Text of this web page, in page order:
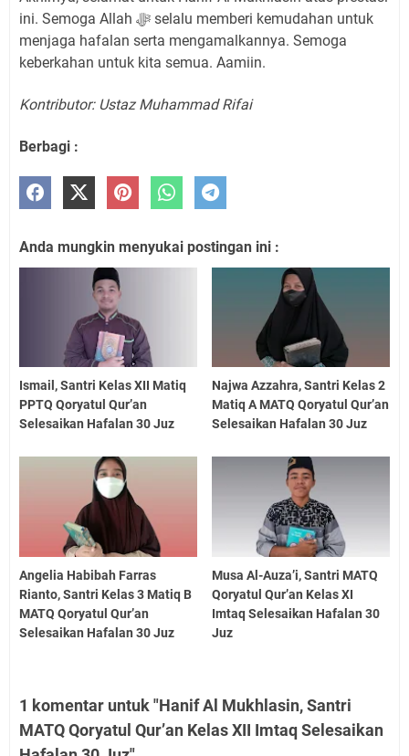
ini. Semoga Allah ﷻ selalu memberi kemudahan untuk
menjaga hafalan serta mengamalkannya. Semoga
keberkahan untuk kita semua. Aamiin.
Kontributor: Ustaz Muhammad Rifai
Berbagi :
Anda mungkin menyukai postingan ini :
Ismail, Santri Kelas XII Matiq
PPTQ Qoryatul Qur’an
Selesaikan Hafalan 30 Juz
Najwa Azzahra, Santri Kelas 2
Matiq A MATQ Qoryatul Qur’an
Selesaikan Hafalan 30 Juz
Angelia Habibah Farras
Rianto, Santri Kelas 3 Matiq B
MATQ Qoryatul Qur’an
Selesaikan Hafalan 30 Juz
Musa Al-Auza’i, Santri MATQ
Qoryatul Qur’an Kelas XI
Imtaq Selesaikan Hafalan 30
Juz
1 komentar untuk "Hanif Al Mukhlasin, Santri
MATQ Qoryatul Qur’an Kelas XII Imtaq Selesaikan